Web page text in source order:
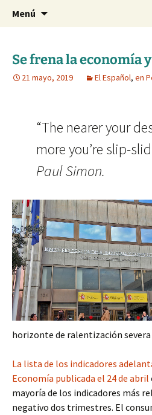
dlacalle.com
Blog de Daniel Lacalle
Menú
Se frena la economía
21 mayo, 2019 El Español, en
“The nearer your
more you’re slip-
Paul Simon.
horizonte de ralentización severa
La lista de los indicadores
Economía publicada el 24 de abril
mayoría de los indicadores más
negativo dos trimestres. El